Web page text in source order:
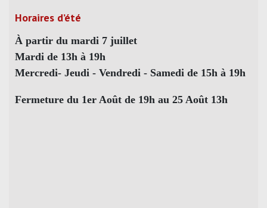
Horaires d’été
À partir du mardi 7 juillet
Mardi de 13h à 19h
Mercredi- Jeudi - Vendredi - Samedi de 15h à 19h
Fermeture du 1er Août de 19h au 25 Août 13h